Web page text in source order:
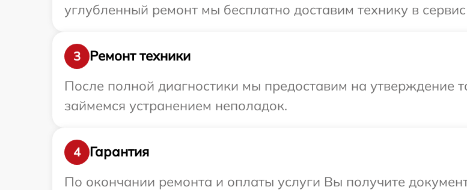
углубленный ремонт мы бесплатно доставим технику в
3
Ремонт техники
После полной диагностики мы предоставим на утверждение
займемся устранением неполадок.
4
Гарантия
По окончании ремонта и оплаты услуги Вы получите